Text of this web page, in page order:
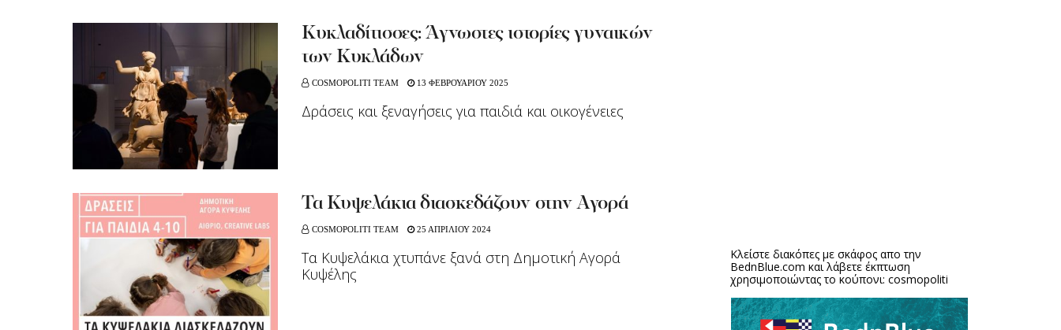
Κυκλαδίτισσες: Άγνωστες ιστορίες γυναικών
των Κυκλάδων
COSMOPOLITI TEAM 13 ΦΕΒΡΟΥΑΡΙΟΥ 2025
Δράσεις και ξεναγήσεις για παιδιά και οικογένειες
Τα Κυψελάκια διασκεδάζουν στην Αγορά
COSMOPOLITI TEAM 25 ΑΠΡΙΛΙΟΥ 2024
Τα Κυψελάκια χτυπάνε ξανά στη Δημοτική Αγορά
Κυψέλης
Κλείστε διακόπες με σκάφος απο την
BednBlue.com και λάβετε έκπτωση
χρησιμοποιώντας το κούπονι: cosmopoliti